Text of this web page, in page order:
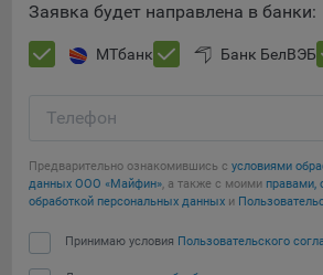
принимать меры по
исходя из предпочтений
пользователей сайта.
статистических cookies:
предоставляемый ООО «Яндекс».
Заявка будет направлена в банки:
МТбанк Банк БелВЭБ
Телефон
Предварительно ознакомившись с условиями
данных ООО «Майфин», а также с моими правами,
обработкой персональных данных и
Принимаю условия Пользовательского